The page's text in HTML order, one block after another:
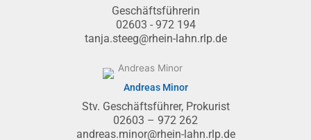
Geschäftsführerin
02603 - 972 194
tanja.steeg@rhein-lahn.rlp.de
Andreas Minor
Stv. Geschäftsführer, Prokurist
02603 – 972 262
andreas.minor@rhein-lahn.rlp.de